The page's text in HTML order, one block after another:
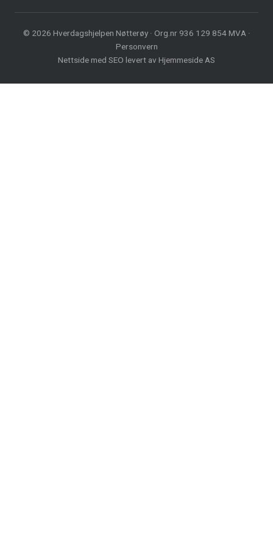
© 2026 Hverdagshjelpen Nøtterøy · Org.nr 936 129 854 MVA ·
Personvern
Nettside med SEO levert av Hjemmeside AS